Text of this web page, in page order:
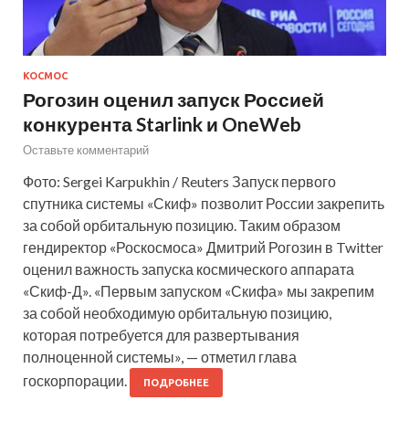
КОСМОС
Рогозин оценил запуск Россией
конкурента Starlink и OneWeb
Оставьте комментарий
Фото: Sergei Karpukhin / Reuters Запуск первого
спутника системы «Скиф» позволит России закрепить
за собой орбитальную позицию. Таким образом
гендиректор «Роскосмоса» Дмитрий Рогозин в Twitter
оценил важность запуска космического аппарата
«Скиф-Д». «Первым запуском «Скифа» мы закрепим
за собой необходимую орбитальную позицию,
которая потребуется для развертывания
полноценной системы», — отметил глава
госкорпорации.
ПОДРОБНЕЕ